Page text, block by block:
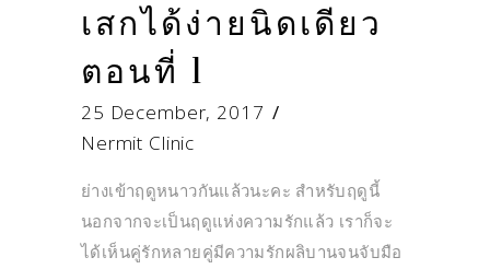
เสกได้ง่ายนิดเดียว
ตอนที่ 1
25 December, 2017
Nermit Clinic
ย่างเข้าฤดูหนาวกันแล้วนะคะ สำหรับฤดูนี้
นอกจากจะเป็นฤดูแห่งความรักแล้ว เราก็จะ
ได้เห็นคู่รักหลายคู่มีความรักผลิบานจนจับมือ